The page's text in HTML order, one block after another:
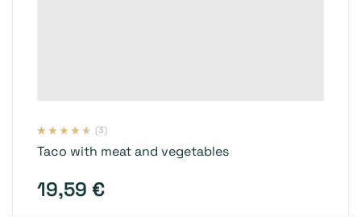
Taco with meat and vegetables
con4.33 de
(3)
19,59 €